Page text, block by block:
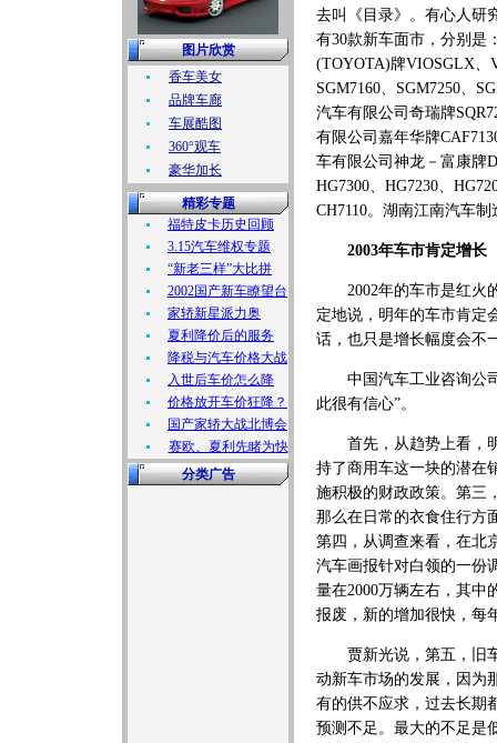
图片欣赏
香车美女
品牌车廊
车展酷图
360°观车
豪华加长
精彩专题
福特皮卡历史回顾
3.15汽车维权专题
“新老三样”大比拼
2002国产新车瞭望台
家轿新星派力奥
夏利降价后的服务
降税与汽车价格大战
入世后车价怎么降
价格放开车价狂降？
国产家轿大战北博会
赛欧、夏利先睹为快
分类广告
去叫《目录》。有心人研
有30款新车面市，分别是
(TOYOTA)牌VIOSGLX、
SGM7160、SGM7250、
汽车有限公司奇瑞牌
有限公司嘉年华牌
车有限公司神龙－富康牌
HG7300、HG7230、
CH7110。湖南江南汽车
2003年车市肯定增长
2002年的车市是红火的
定地说，明年的车市肯定
话，也只是增长幅度会不
中国汽车工业咨询公司
此很有信心”。
首先，从趋势上看，明
持了商用车这一块的潜在
施积极的财政政策。第三
那么在日常的衣食住行方
第四，从调查来看，在北
汽车画报针对白领的一份
量在2000万辆左右，其中
报废，新的增加很快，每
贾新光说，第五，旧车
动新车市场的发展，因为
有的供不应求，过去长期
预测不足。最大的不足是